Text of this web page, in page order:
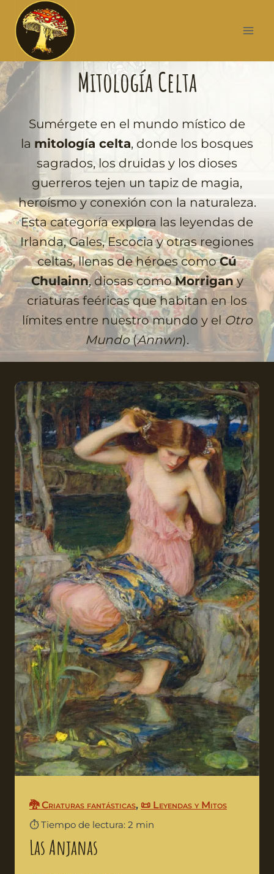
Mitología Celta
Sumérgete en el mundo místico de
la mitología celta, donde los bosques
sagrados, los druidas y los dioses
guerreros tejen un tapiz de magia,
heroísmo y conexión con la naturaleza.
Esta categoría explora las leyendas de
Irlanda, Gales, Escocia y otras regiones
celtas, llenas de héroes comoCú
Chulainn, diosas comoMorrigany
criaturas feéricas que habitan en los
límites entre nuestro mundo y elOtro
Mundo(Annwn).
🐉 Criaturas fantásticas, 📜 Leyendas y Mitos
⏱️ Tiempo de lectura: 2 min
Las Anjanas